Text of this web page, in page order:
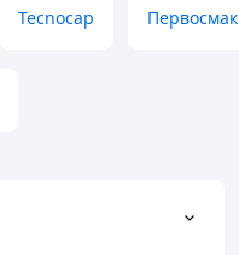
Tecnocap Первосмак